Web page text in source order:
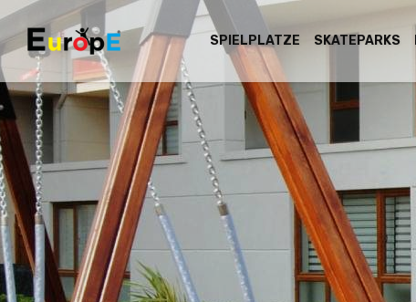
SPIELPLATZE SKATEPARKS